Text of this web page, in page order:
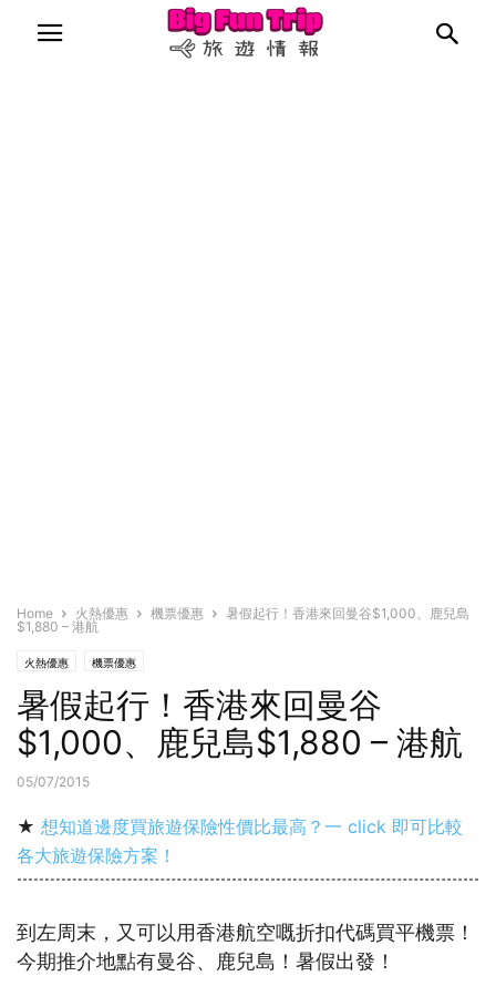
Home 火熱優惠 機票優惠
暑假起行！香港來回曼谷$1,000、鹿兒島
$1,880 – 港航
火熱優惠 機票優惠
暑假起行！香港來回曼谷
$1,000、鹿兒島$1,880 – 港航
05/07/2015
★ 想知道邊度買旅遊保險性價比最高？一 click 即可比較
各大旅遊保險方案！
到左周末，又可以用香港航空嘅折扣代碼買平機票！
今期推介地點有曼谷、鹿兒島！暑假出發！